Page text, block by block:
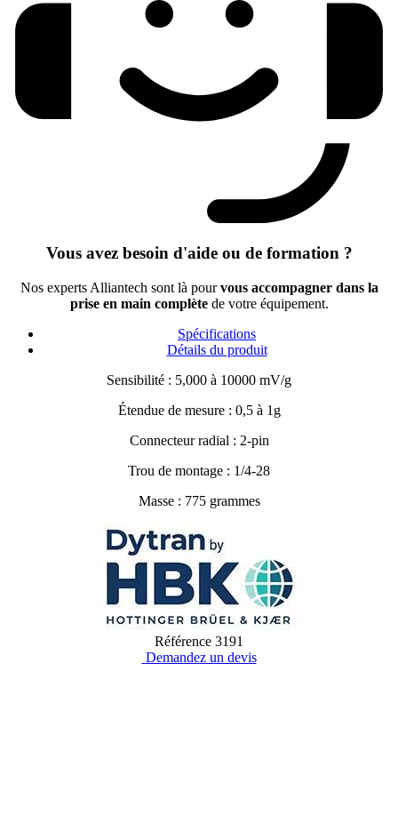
Vous avez besoin d'aide ou de formation ?
Nos experts Alliantech sont là pourvous accompagner dans la
prise en main complètede votre équipement.
Spécifications
Détails du produit
Sensibilité : 5,000 à 10000 mV/g
Étendue de mesure : 0,5 à 1g
Connecteur radial : 2-pin
Trou de montage : 1/4-28
Masse : 775 grammes
Référence 3191
Demandez un devis